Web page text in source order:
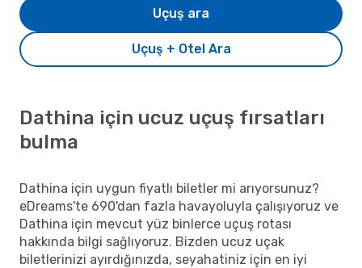
Uçuş + Otel Ara
Uçuş ara
Dathina için ucuz uçuş fırsatları
bulma
Dathina için uygun fiyatlı biletler mi arıyorsunuz?
eDreams'te 690'dan fazla havayoluyla çalışıyoruz ve
Dathina için mevcut yüz binlerce uçuş rotası
hakkında bilgi sağlıyoruz. Bizden ucuz uçak
biletlerinizi ayırdığınızda, seyahatiniz için en iyi